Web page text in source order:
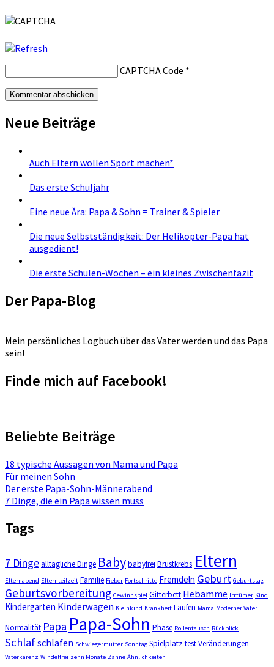
CAPTCHA Code *
Neue Beiträge
Auch Eltern wollen Sport machen*
Das erste Schuljahr
Eine neue Ära: Papa & Sohn = Trainer & Spieler
Die neue Selbstständigkeit: Der Helikopter-Papa hat
ausgedient!
Die erste Schulen-Wochen – ein kleines Zwischenfazit
Der Papa-Blog
Mein persönliches Logbuch über das Vater werden und das Papa
sein!
Finde mich auf Facebook!
Beliebte Beiträge
18 typische Aussagen von Mama und Papa
Für meinen Sohn
Der erste Papa-Sohn-Männerabend
7 Dinge, die ein Papa wissen muss
Tags
7 Dinge alltägliche Dinge Babybabyfrei Brustkrebs Eltern
Elternabend Elternteilzeit Familie Fieber Fortschritte Fremdeln Geburt Geburtstag
Geburtsvorbereitung Gewinnspiel Gitterbett Hebamme Irrtümer Kind
Kindergarten Kinderwagen Kleinkind Krankheit Laufen Mama Moderner Vater
Normalität Papa Papa-Sohn Phase Rollentausch Rückblick
Schlafschlafen Schwiegermutter Sonntag SpielplatztestVeränderungen
Väterkarenz Windelfrei zehn Monate Zähne Ähnlichkeiten